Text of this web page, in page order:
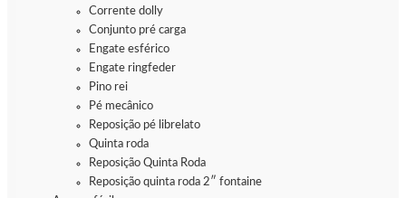
Corrente dolly
Conjunto pré carga
Engate esférico
Engate ringfeder
Pino rei
Pé mecânico
Reposição pé librelato
Quinta roda
Reposição Quinta Roda
Reposição quinta roda 2″ fontaine